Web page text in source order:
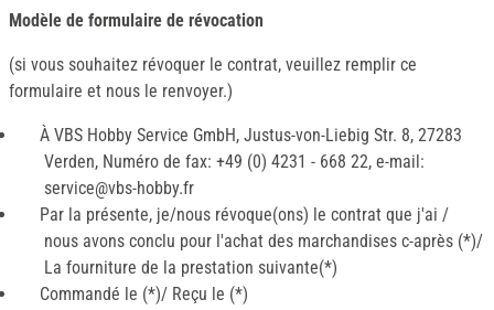
Modèle de formulaire de révocation
(si vous souhaitez révoquer le contrat, veuillez remplir ce
formulaire et nous le renvoyer.)
À VBS Hobby Service GmbH, Justus-von-Liebig Str. 8, 27283
Verden, Numéro de fax: +49 (0) 4231 - 668 22, e-mail:
service@vbs-hobby.fr
Par la présente, je/nous révoque(ons) le contrat que j'ai /
nous avons conclu pour l'achat des marchandises c-après (*)/
La fourniture de la prestation suivante(*)
Commandé le (*)/ Reçu le (*)